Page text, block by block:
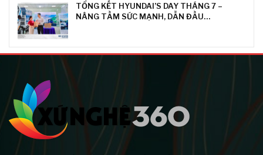
TỔNG KẾT HYUNDAI’S DAY THÁNG 7 –
NÂNG TẦM SỨC MẠNH, DẪN ĐẦU…